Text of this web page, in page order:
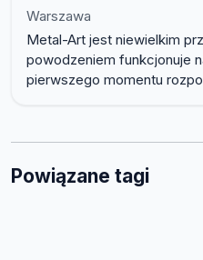
Warszawa
Metal-Art jest niewielkim
powodzeniem funkcjonuje
pierwszego momentu
Powiązane tagi